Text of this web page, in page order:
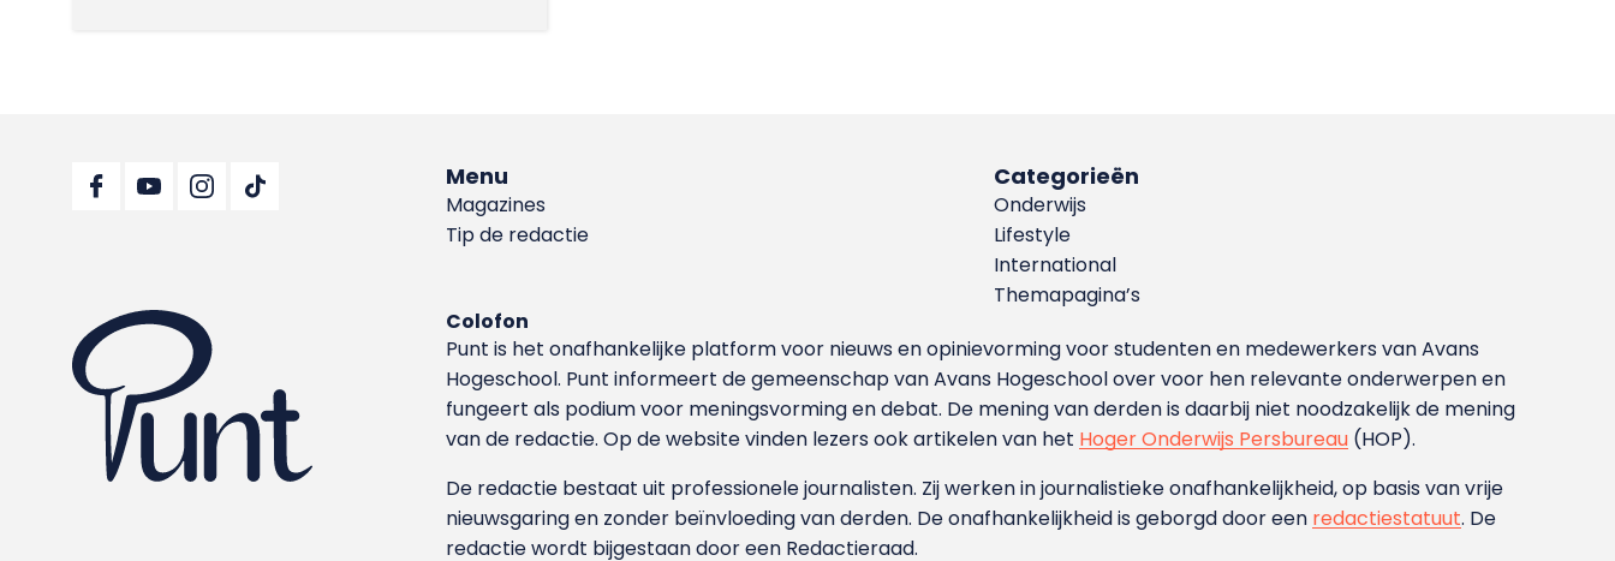
Menu
Magazines
Tip de redactie
Categorieën
Onderwijs
Lifestyle
International
Themapagina’s
Colofon
Punt is het onafhankelijke platform voor nieuws en opinievorming voor studenten en medewerkers van Avans
Hoge­school. Punt informeert de gemeenschap van Avans Hogeschool over voor hen relevante onderwerpen en
fungeert als podium voor meningsvorming en debat. De mening van derden is daarbij niet noodzakelijk de mening
van de redactie. Op de website vinden lezers ook artikelen van het Hoger Onderwijs Persbureau (HOP).
De redactie bestaat uit professionele journalisten. Zij werken in journalistieke onafhankelijkheid, op basis van vrije
nieuwsgaring en zonder beïnvloeding van derden. De onafhankelijkheid is geborgd door een redactiestatuut. De
redactie wordt bijgestaan door een Redactieraad.